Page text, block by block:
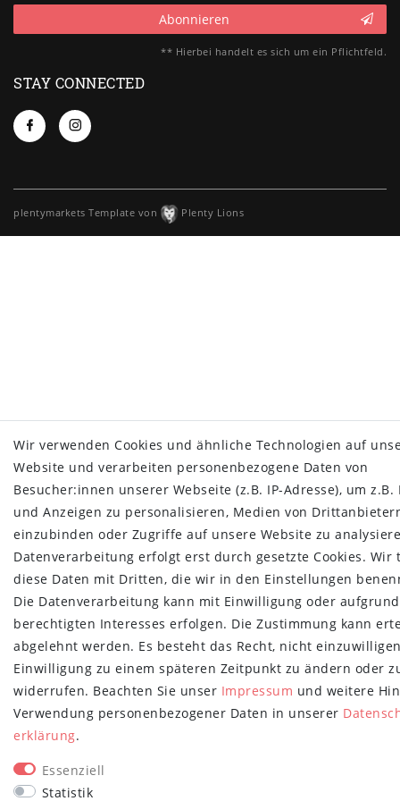
Abonnieren
** Hierbei handelt es sich um ein Pflichtfeld.
STAY CONNECTED
Wir verwenden Cookies und ähnliche Technologien auf
Website und verarbeiten personenbezogene Daten von
Besucher:innen unserer Webseite (z.B. IP-Adresse), um z.B.
und Anzeigen zu personalisieren, Medien von
einzubinden oder Zugriffe auf unsere Website zu
Datenverarbeitung erfolgt erst durch gesetzte Cookies. Wir
diese Daten mit Dritten, die wir in den Einstellungen
Die Datenverarbeitung kann mit Einwilligung oder
berechtigten Interesses erfolgen. Die Zustimmung kann
abgelehnt werden. Es besteht das Recht, nicht
Einwilligung zu einem späteren Zeitpunkt zu ändern oder
widerrufen. Beachten Sie unser Impressum und weitere
Verwendung personenbezogener Daten in unserer
erklärung.
Essenziell
Statistik
plentymarkets Template von Plenty Lions